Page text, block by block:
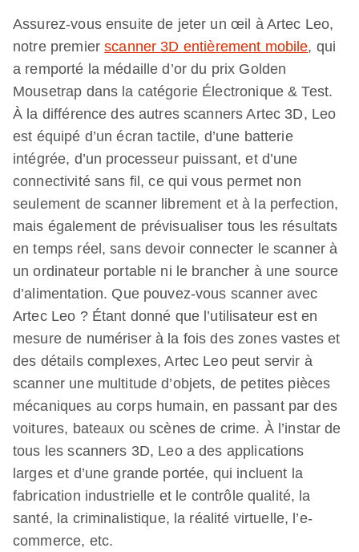
Assurez-vous ensuite de jeter un œil à Artec Leo,
notre premierscanner 3D entièrement mobile, qui
a remporté la médaille d’or du prix Golden
Mousetrap dans la catégorie Électronique & Test.
À la différence des autres scanners Artec 3D, Leo
est équipé d’un écran tactile, d’une batterie
intégrée, d’un processeur puissant, et d’une
connectivité sans fil, ce qui vous permet non
seulement de scanner librement et à la perfection,
mais également de prévisualiser tous les résultats
en temps réel, sans devoir connecter le scanner à
un ordinateur portable ni le brancher à une source
d’alimentation. Que pouvez-vous scanner avec
Artec Leo ? Étant donné que l’utilisateur est en
mesure de numériser à la fois des zones vastes et
des détails complexes, Artec Leo peut servir à
scanner une multitude d’objets, de petites pièces
mécaniques au corps humain, en passant par des
voitures, bateaux ou scènes de crime. À l’instar de
tous les scanners 3D, Leo a des applications
larges et d’une grande portée, qui incluent la
fabrication industrielle et le contrôle qualité, la
santé, la criminalistique, la réalité virtuelle, l’e-
commerce, etc.